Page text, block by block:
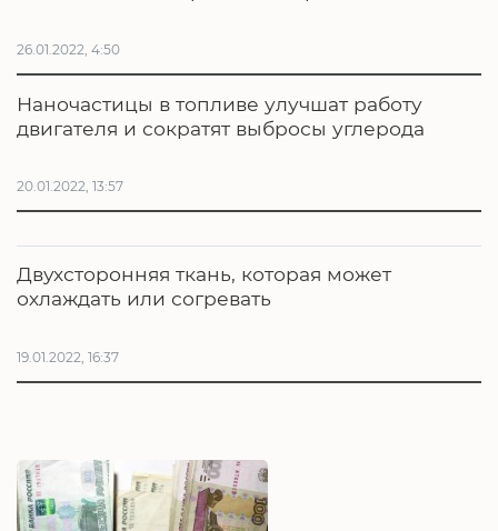
26.01.2022, 4:50
Наночастицы в топливе улучшат работу
двигателя и сократят выбросы углерода
20.01.2022, 13:57
Двухсторонняя ткань, которая может
охлаждать или согревать
19.01.2022, 16:37